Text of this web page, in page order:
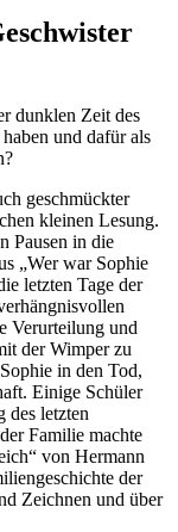
dunklen Zeit des
und dafür als
geschmückter
kleinen Lesung.
Pausen in die
„Wer war Sophie
letzten Tage der
Verurteilung und
der Wimper zu
in den Tod,
Einige Schüler
des letzten
Familie machte
von Hermann
der
Zeichnen und über